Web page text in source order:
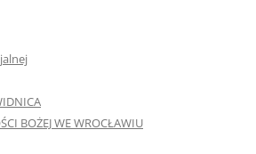
BOŻEJ WE WROCŁAWIU